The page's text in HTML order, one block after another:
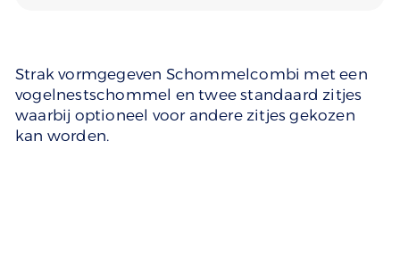
Strak vormgegeven Schommelcombi met een
vogelnestschommel en twee standaard zitjes
waarbij optioneel voor andere zitjes gekozen
kan worden.